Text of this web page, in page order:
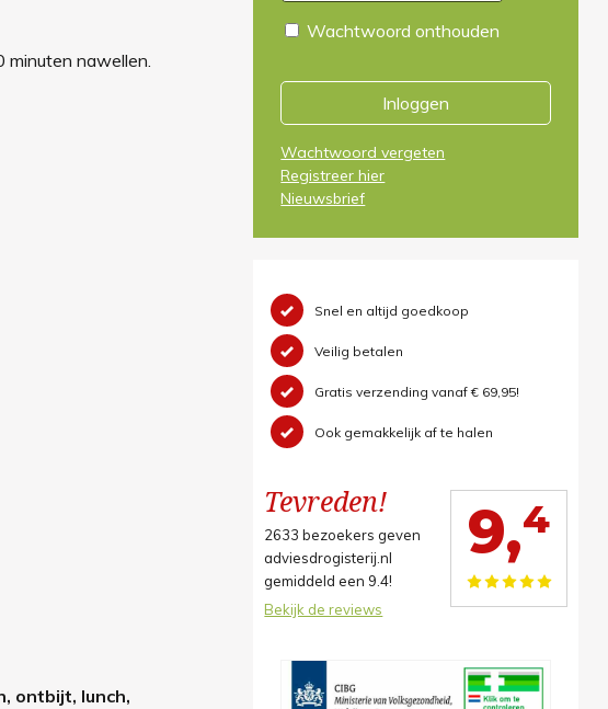
minuten nawellen.
ontbijt, lunch,
Wachtwoord onthouden
Inloggen
Wachtwoord vergeten
Registreer hier
Nieuwsbrief
Snel en altijd goedkoop
Veilig betalen
Gratis verzending vanaf € 69,95!
Ook gemakkelijk af te halen
Tevreden!
2633 bezoekers geven
adviesdrogisterij.nl
gemiddeld een 9.4!
Bekijk de reviews
9,4